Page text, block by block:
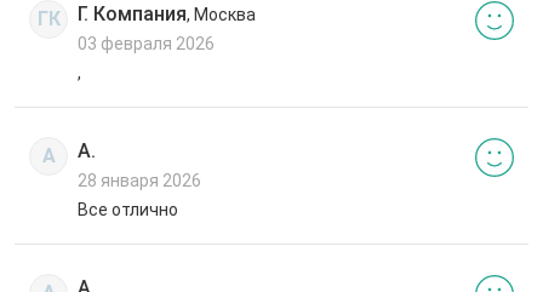
ГК Г. Компания, Москва
03 февраля 2026
,
А А.
28 января 2026
Все отлично